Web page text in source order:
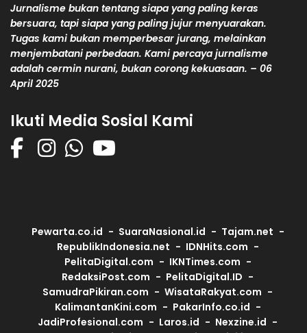
Jurnalisme bukan tentang siapa yang paling keras
bersuara, tapi siapa yang paling jujur menyuarakan.
Tugas kami bukan memperbesar jurang, melainkan
menjembatani perbedaan. Kami percaya jurnalisme
adalah cermin nurani, bukan corong kekuasaan. – 06
April 2025
Ikuti Media Sosial Kami
Pewarta.co.id SuaraNasional.id
Tajam.net
RepublikIndonesia.net
IDNHits.com
PelitaDigital.com
IKNTimes.com
RedaksiPost.com
PelitaDigital.ID
SamudraPikiran.com
WisataRakyat.com
KalimantanKini.com
PakarInfo.co.id
JadiProfesional.com
Laros.id
Nexzine.id